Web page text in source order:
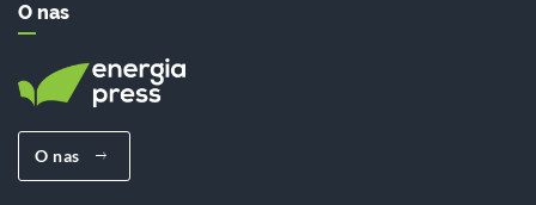
O nas
O nas